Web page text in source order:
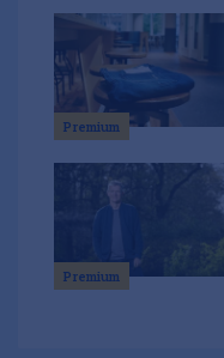
Premium
Premium